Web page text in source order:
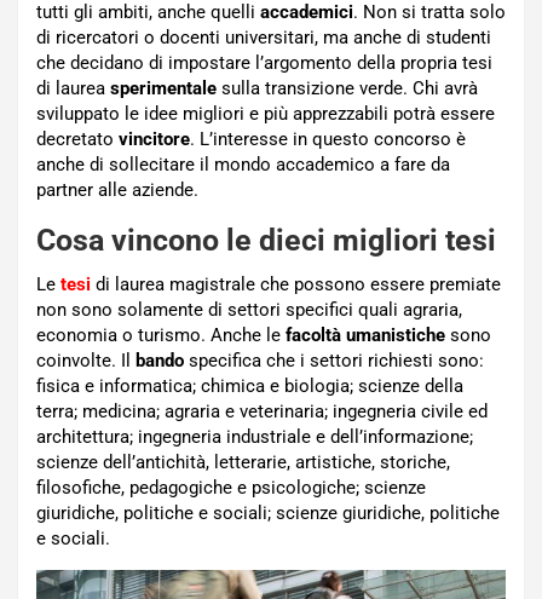
tutti gli ambiti, anche quelli accademici. Non si tratta solo
di ricercatori o docenti universitari, ma anche di studenti
che decidano di impostare l’argomento della propria tesi
di laurea sperimentale sulla transizione verde. Chi avrà
sviluppato le idee migliori e più apprezzabili potrà essere
decretato vincitore. L’interesse in questo concorso è
anche di sollecitare il mondo accademico a fare da
partner alle aziende.
Cosa vincono le dieci migliori tesi
Le tesi di laurea magistrale che possono essere premiate
non sono solamente di settori specifici quali agraria,
economia o turismo. Anche le facoltà umanistiche sono
coinvolte. Il
bando specifica che i settori richiesti sono:
fisica e informatica; chimica e biologia; scienze della
terra; medicina; agraria e veterinaria; ingegneria civile ed
architettura; ingegneria industriale e dell’informazione;
scienze dell’antichità, letterarie, artistiche, storiche,
filosofiche, pedagogiche e psicologiche; scienze
giuridiche, politiche e sociali; scienze giuridiche, politiche
e sociali.